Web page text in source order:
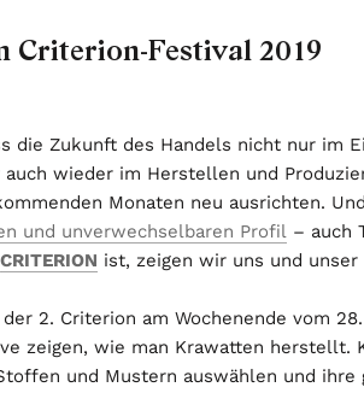
Criterion-Festival 2019
die Zukunft des Handels nicht nur im
wieder im Herstellen und
Monaten neu ausrichten.
und unverwechselbaren Profil – auch
CRITERION ist, zeigen wir uns und
2. Criterion am Wochenende vom
zeigen, wie man Krawatten herstellt.
und Mustern auswählen und